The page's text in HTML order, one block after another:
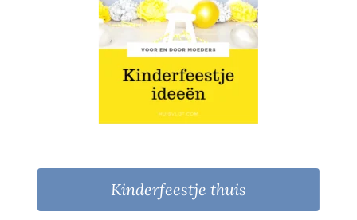
Kinderfeestje thuis